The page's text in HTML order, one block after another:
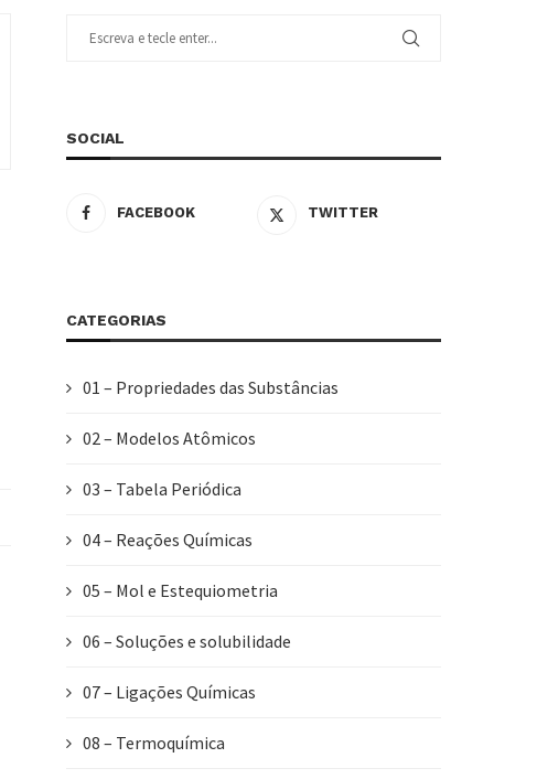
SOCIAL
FACEBOOK TWITTER
CATEGORIAS
01 – Propriedades das Substâncias
02 – Modelos Atômicos
03 – Tabela Periódica
04 – Reações Químicas
05 – Mol e Estequiometria
06 – Soluções e solubilidade
07 – Ligações Químicas
08 – Termoquímica